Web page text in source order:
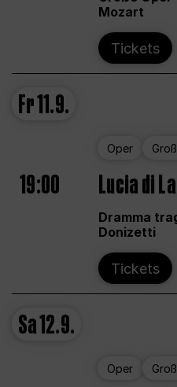
Mozart
Tickets
Fr11.9.
Oper
19:00 Lucia di
Dramma
Donizetti
Tickets
Sa12.9.
Oper